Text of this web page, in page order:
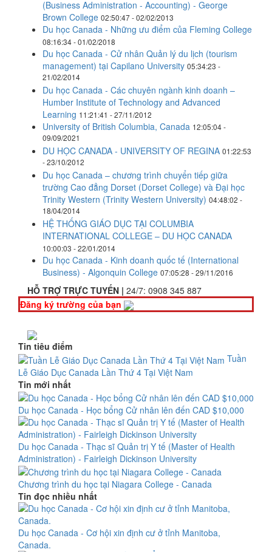
(Business Administration - Accounting) - George
Brown College 02:50:47 - 02/02/2013
Du học Canada - Những ưu điểm của Fleming College
08:16:34 - 01/02/2018
Du học Canada - Cử nhân Quản lý du lịch (tourism
management) tại Capilano University 05:34:23 -
21/02/2014
Du học Canada - Các chuyên ngành kinh doanh –
Humber Institute of Technology and Advanced
Learning 11:21:41 - 27/11/2012
University of British Columbia, Canada 12:05:04 -
09/09/2021
DU HỌC CANADA - UNIVERSITY OF REGINA 01:22:53
- 23/10/2012
Du học Canada – chương trình chuyển tiếp giữa
trường Cao đẳng Dorset (Dorset College) và Đại học
Trinity Western (Trinity Western University) 04:48:02 -
18/04/2014
HỆ THỐNG GIÁO DỤC TẠI COLUMBIA
INTERNATIONAL COLLEGE – DU HỌC CANADA
10:00:03 - 22/01/2014
Du học Canada - Kinh doanh quốc tế (International
Business) - Algonquin College 07:05:28 - 29/11/2016
HỖ TRỢ TRỰC TUYẾN | 24/7: 0908 345 887
Đăng ký trường của bạn
Tin tiêu điểm
Tuần
Lễ Giáo Dục Canada Lần Thứ 4 Tại Việt Nam
Tin mới nhất
Du học Canada - Học bổng Cử nhân lên đến CAD $10,000
Du học Canada - Thạc sĩ Quản trị Y tế (Master of Health
Administration) - Fairleigh Dickinson University
Chương trình du học tại Niagara College - Canada
Tin đọc nhiều nhất
Du học Canada - Cơ hội xin định cư ở tỉnh Manitoba,
Canada.